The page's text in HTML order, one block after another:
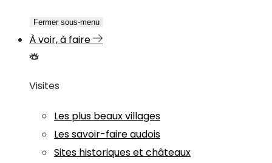
Fermer sous-menu
À voir, à faire
Visites
Les plus beaux villages
Les savoir-faire audois
Sites historiques et châteaux